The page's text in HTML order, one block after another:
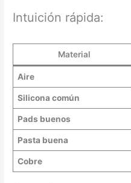
Intuición rápida:
Material
Aire
Silicona común
Pads buenos
Pasta buena
Cobre